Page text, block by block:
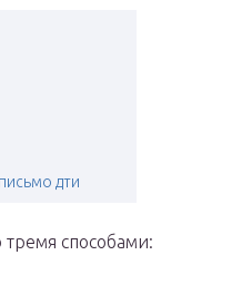
дти
способами: